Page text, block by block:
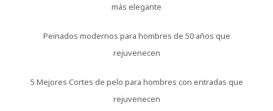
más elegante
Peinados modernos para hombres de 50 años que
rejuvenecen
5 Mejores Cortes de pelo para hombres con entradas que
rejuvenecen